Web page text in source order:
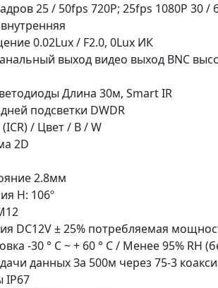
25 / 50fps 720P; 25fps 1080P 30 /
0.02Lux / F2.0, 0Lux ИК
выход видео выход BNC
Длина 30м, Smart IR
подсветки DWDR
/ Цвет / B / W
2D
2.8мм
H: 106º
DC12V ± 25% потребляемая
-30 ° C ~ + 60 ° C / Менее 95% RH
данных За 500м через 75-3
IP67